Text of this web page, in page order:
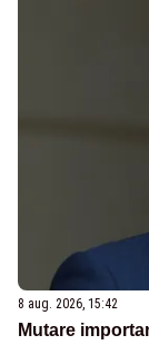
8 aug. 2026, 15:42
Mutare